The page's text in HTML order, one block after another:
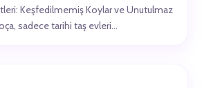
Keşfedilmemiş Koylar ve Unutulmaz
sadece tarihi taş evleri…